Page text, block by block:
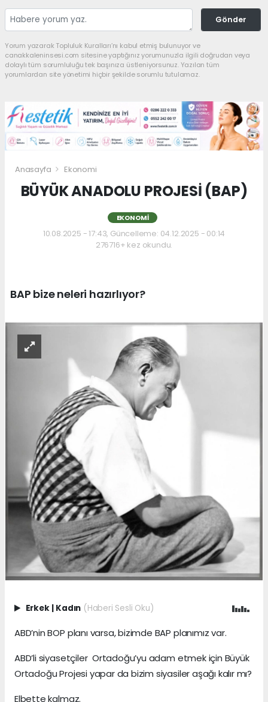
Gönder
Yorum yazarak Topluluk Kuralları’nı kabul etmiş bulunuyor ve
canakkaleninsesi.com sitesine yaptığınız yorumunuzla ilgili doğrudan veya
dolaylı tüm sorumluluğu tek başınıza üstleniyorsunuz. Yazılan tüm
yorumlardan site yönetimi hiçbir şekilde sorumlu tutulamaz.
Anasayfa Ekonomi
BÜYÜK ANADOLU PROJESİ (BAP)
EKONOMI
10.08.2025 - 17:43, Güncelleme: 04.12.2025 - 00:14
276716+ kez okundu.
BAP bize neleri hazırlıyor?
Erkek | Kadın (Haberi Sesli Oku)
ABD’nin BOP planı varsa, bizimde BAP planımız var.
ABD’li siyasetçiler Ortadoğu’yu adam etmek için Büyük
Ortadoğu Projesi yapar da bizim siyasiler aşağı kalır mı?
Elbette kalmaz.